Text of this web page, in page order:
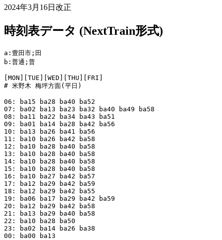
2024年3月16日改正
時刻表データ (NextTrain形式)
a:豊田市;田
b:普通;普
[MON][TUE][WED][THU][FRI]
# 米野木 梅坪方面(平日)
06: ba15 ba28 ba40 ba52
07: ba02 ba13 ba23 ba32 ba40 ba49 ba58
08: ba11 ba22 ba34 ba43 ba51
09: ba01 ba14 ba28 ba42 ba56
10: ba13 ba26 ba41 ba56
11: ba10 ba26 ba42 ba58
12: ba10 ba28 ba40 ba58
13: ba10 ba28 ba40 ba58
14: ba10 ba28 ba40 ba58
15: ba10 ba28 ba40 ba58
16: ba10 ba27 ba42 ba57
17: ba12 ba29 ba42 ba59
18: ba12 ba29 ba42 ba55
19: ba06 ba17 ba29 ba42 ba59
20: ba12 ba29 ba42 ba58
21: ba13 ba29 ba40 ba58
22: ba10 ba28 ba50
23: ba02 ba14 ba26 ba38
00: ba00 ba13